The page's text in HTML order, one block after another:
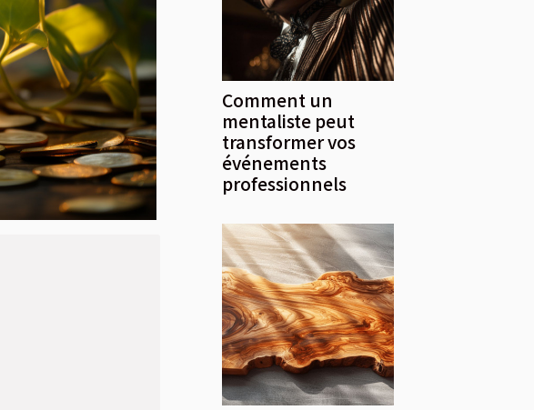
Comment un
mentaliste peut
transformer vos
événements
professionnels